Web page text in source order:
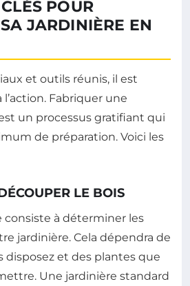
POUR
JARDINIÈRE EN
et outils réunis, il est
Fabriquer une
un processus gratifiant qui
de préparation. Voici les
LE BOIS
consiste à déterminer les
jardinière. Cela dépendra de
disposez et des plantes que
Une jardinière standard